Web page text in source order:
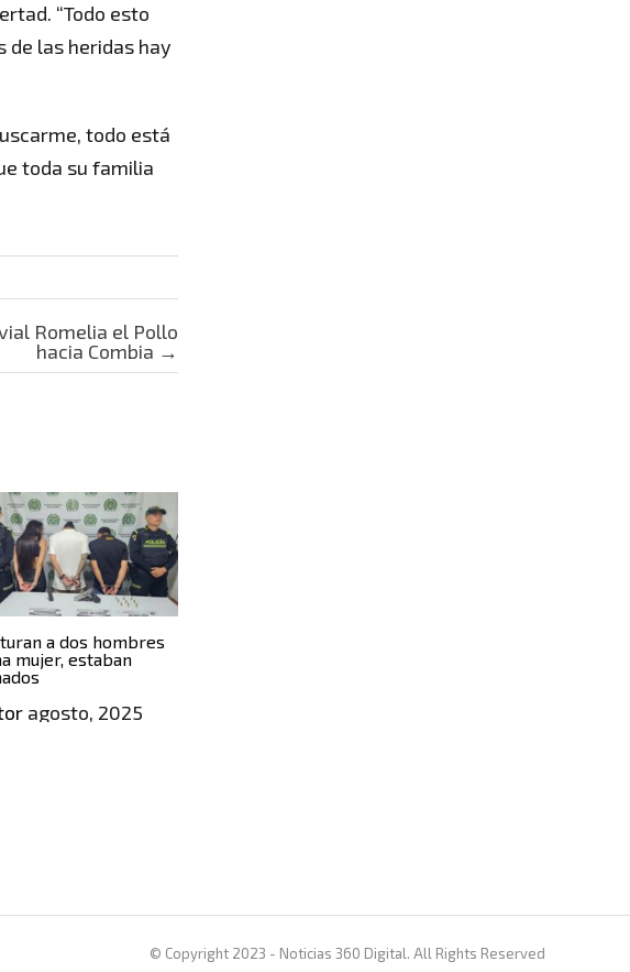
“Todo esto
de las heridas hay
todo está
toda su familia
Romelia el Pollo
hacia Combia →
a dos hombres
mujer, estaban
agosto, 2025
© Copyright 2023 - Noticias 360 Digital. All Rights Reserved